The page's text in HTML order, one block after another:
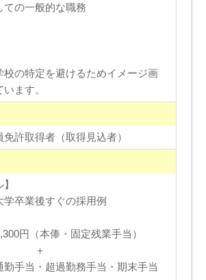
ての一般的な職務
の特定を避けるためイメージ画
ます。
免許取得者（取得見込者）
学卒業後すぐの採用例
円（本俸・固定残業手当）
勤手当・超過勤務手当・期末手当